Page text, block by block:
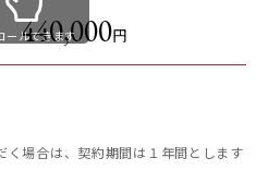
440,000円
ールできます
場合は、契約期間は１年間とします